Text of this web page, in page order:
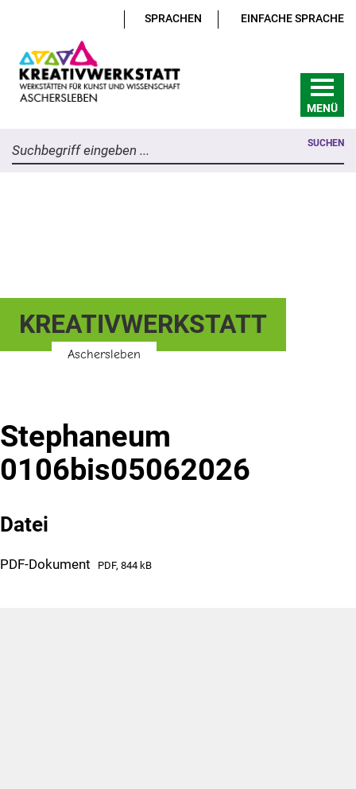
SPRACHEN EINFACHE SPRACHE
MENÜ
Suchbegriff eingeben ... SUCHEN
KREATIVWERKSTATT
Aschersleben
Stephaneum
0106bis05062026
Datei
PDF-Dokument PDF, 844 kB